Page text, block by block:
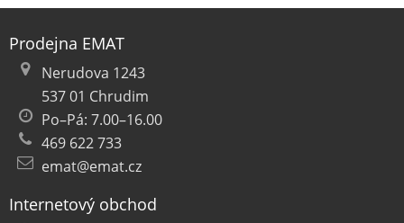
Prodejna EMAT
Nerudova 1243
537 01 Chrudim
Po–Pá: 7.00–16.00
469 622 733
emat@emat.cz
Internetový obchod